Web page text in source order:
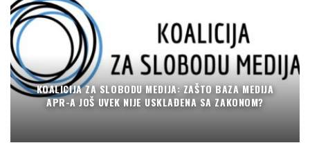
KOALICIJA ZA SLOBODU MEDIJA: ZAŠTO BAZA MEDIJA
APR-A JOŠ UVEK NIJE USKLAĐENA SA ZAKONOM?